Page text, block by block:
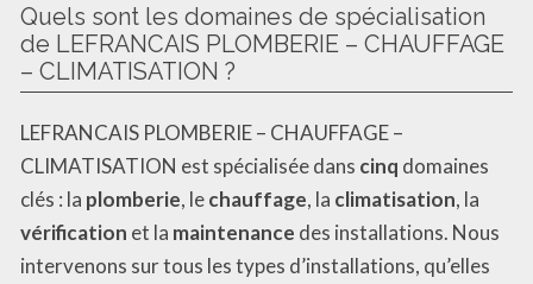
Quels sont les domaines de spécialisation
de LEFRANCAIS PLOMBERIE – CHAUFFAGE
– CLIMATISATION ?
LEFRANCAIS PLOMBERIE – CHAUFFAGE –
CLIMATISATION est spécialisée dans cinq domaines
clés : la plomberie, lechauffage, la climatisation, la
vérification et la maintenance des installations. Nous
intervenons sur tous les types d’installations, qu’elles